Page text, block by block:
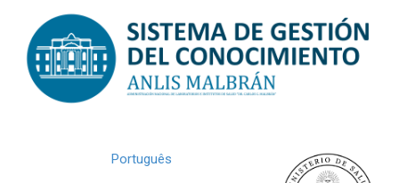
navigation
Português